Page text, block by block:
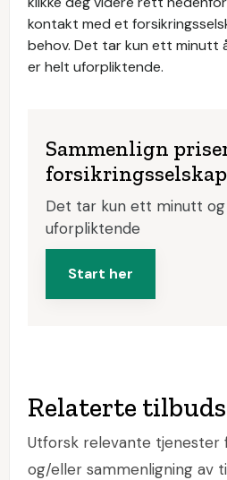
kontakt med et
behov. Det tar kun ett minutt
er helt uforpliktende.
Sammenlign
Det tar kun ett minutt
uforpliktende
Start her
Relaterte
Utforsk relevante tjenester
og/eller sammenligning av